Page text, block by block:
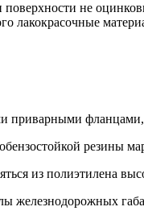
поверхности не
лакокрасочные
привар­ными
из поли­этилена
железно­дорожных